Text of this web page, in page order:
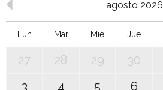
agosto 2026
Lun Mar Mie Jue
27 28 29 30
3
4 5 6